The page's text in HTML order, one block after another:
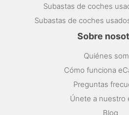
Subastas de coches
Subastas de coches
Sobre
Quiénes
Cómo funciona
Preguntas
Únete a nuestro
Blog